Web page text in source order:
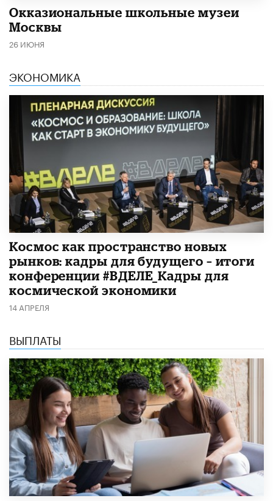
​Окказиональные школьные музеи
Москвы
26 ИЮНЯ
ЭКОНОМИКА
Космос как пространство новых
рынков: кадры для будущего – итоги
конференции #ВДЕЛЕ_Кадры для
космической экономики
14 АПРЕЛЯ
ВЫПЛАТЫ